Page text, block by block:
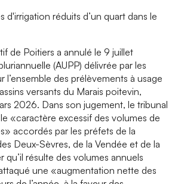
d'irrigation réduits d’un quart dans le
de Poitiers a annulé le 9 juillet
(AUPP) délivrée par les
l’ensemble des prélèvements à usage
versants du Marais poitevin,
2026. Dans son jugement, le tribunal
«caractère excessif des volumes de
accordés par les préfets de la
Deux-Sèvres, de la Vendée et de la
qu’il résulte des volumes annuels
une «augmentation nette des